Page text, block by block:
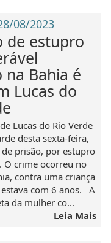
08/2023
de estupro
Bahia é
Lucas do
Lucas do Rio Verde
desta sexta-feira,
prisão, por estupro
O crime ocorreu no
contra uma criança
estava com 6 anos. A
da mulher co...
Leia Mais